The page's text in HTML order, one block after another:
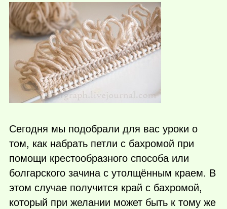
Сегодня мы подобрали для вас уроки о
том, как набрать петли с бахромой при
помощи крестообразного способа или
болгарского зачина с утолщённым краем. В
этом случае получится край с бахромой,
который при желании может быть к тому же